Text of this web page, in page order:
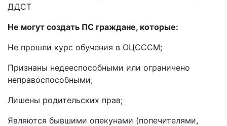
ДДСТ
Не могут создать ПС граждане, которые:
Не прошли курс обучения в ОЦСССМ;
Признаны недееспособными или ограничено
неправоспособными;
Лишены родительских прав;
Являются бывшими опекунами (попечителями,